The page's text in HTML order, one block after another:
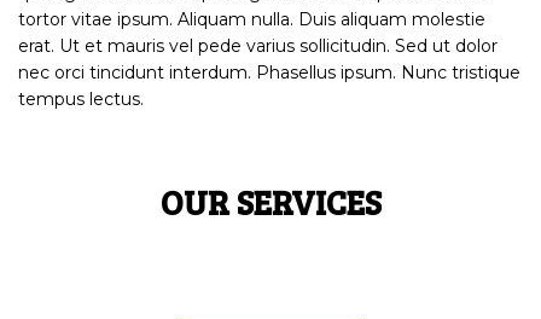
tortor vitae ipsum. Aliquam nulla. Duis aliquam molestie
erat. Ut et mauris vel pede varius sollicitudin. Sed ut dolor
nec orci tincidunt interdum. Phasellus ipsum. Nunc tristique
tempus lectus.
OUR SERVICES